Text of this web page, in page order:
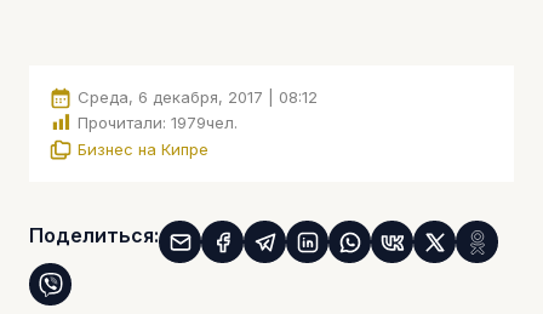
Среда, 6 декабря, 2017 | 08:12
Прочитали: 1979чел.
Бизнес на Кипре
Поделиться: